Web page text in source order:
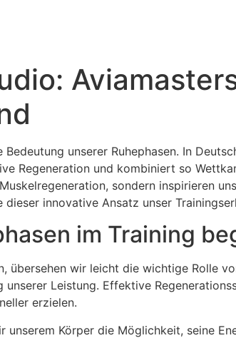
unserer Ruhephasen. In
Regeneration und kombiniert so
sondern inspirieren
innovative Ansatz unser
im Training
übersehen wir leicht die wichtige Rolle
Leistung. Effektive
erzielen.
unserem Körper die Möglichkeit, seine